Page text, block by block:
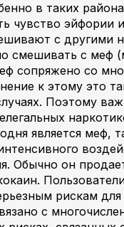
в таких
эйфории и
с
смешивать с
сопряжено со
к этому это
Поэтому
является меф,
он
рискам
с